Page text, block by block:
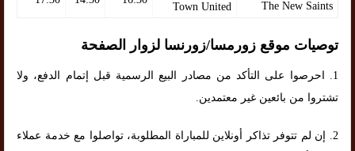
The New Saints
Town United
توصيات موقع زورمسا/زورنسا لزوار الصفحة
1. احرصوا على التأكد من مصادر البيع الرسمية قبل إتمام الدفع، ولا
تشتروا من بائعين غير معتمدين.
2. إن لم تتوفر تذاكر أونلاين للمباراة المطلوبة، تواصلوا مع خدمة عملاء